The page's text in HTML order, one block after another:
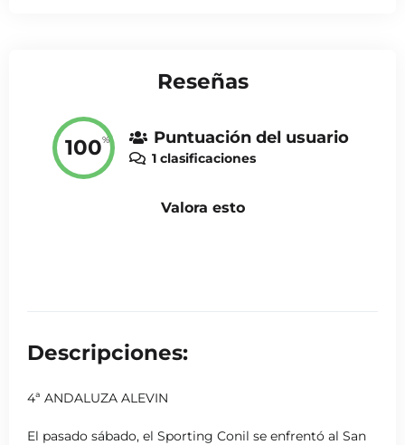
Reseñas
100% Puntuación del usuario
1 clasificaciones
Valora esto
Descripciones:
4ª ANDALUZA ALEVIN
El pasado sábado, el Sporting Conil se enfrentó al San